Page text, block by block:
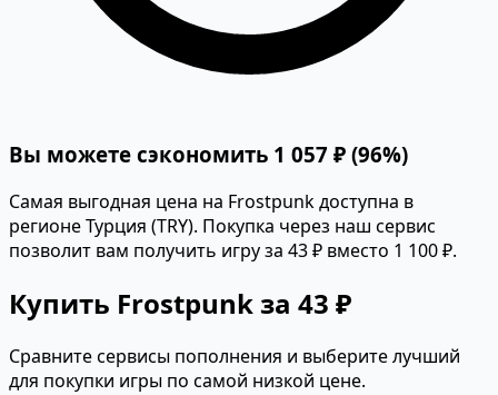
Вы можете сэкономить 1 057 ₽ (96%)
Самая выгодная цена на Frostpunk доступна в
регионе Турция (TRY). Покупка через наш сервис
позволит вам получить игру за 43 ₽ вместо 1 100 ₽.
Купить Frostpunk за 43 ₽
Сравните сервисы пополнения и выберите лучший
для покупки игры по самой низкой цене.